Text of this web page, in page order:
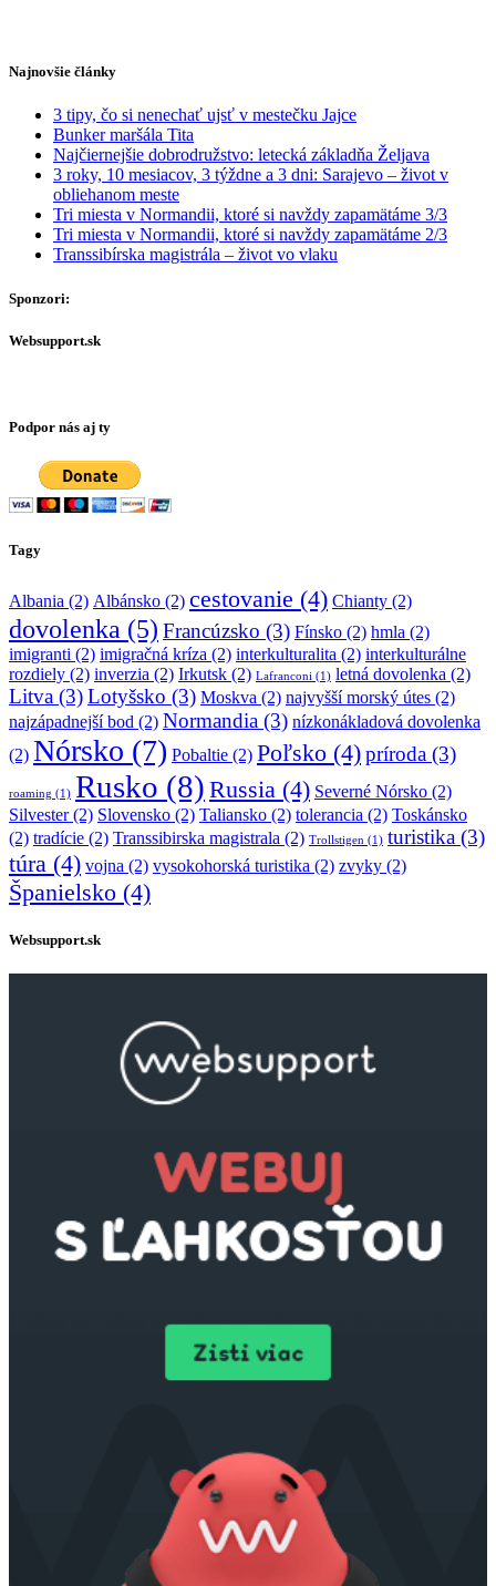
Najnovšie články
3 tipy, čo si nenechať ujsť v mestečku Jajce
Bunker maršála Tita
Najčiernejšie dobrodružstvo: letecká základňa Željava
3 roky, 10 mesiacov, 3 týždne a 3 dni: Sarajevo – život v
obliehanom meste
Tri miesta v Normandii, ktoré si navždy zapamätáme 3/3
Tri miesta v Normandii, ktoré si navždy zapamätáme 2/3
Transsibírska magistrála – život vo vlaku
Sponzori:
Websupport.sk
Podpor nás aj ty
Tagy
Albania (2) Albánsko (2) cestovanie (4) Chianty (2)
dovolenka (5) Francúzsko (3) Fínsko (2) hmla (2)
imigranti (2) imigračná kríza (2) interkulturalita (2) interkulturálne
rozdiely (2) inverzia (2) Irkutsk (2) Lafranconi (1) letná dovolenka (2)
Litva (3)Lotyšsko (3) Moskva (2) najvyšší morský útes (2)
najzápadnejší bod (2) Normandia (3) nízkonákladová dovolenka
(2) Nórsko (7) Pobaltie (2) Poľsko (4)príroda (3)
roaming (1) Rusko (8) Russia (4) Severné Nórsko (2)
Silvester(2) Slovensko (2) Taliansko (2) tolerancia (2) Toskánsko
(2) tradície (2) Transsibirska magistrala (2) Trollstigen (1) turistika (3)
túra (4) vojna (2) vysokohorská turistika (2) zvyky (2)
Španielsko (4)
Websupport.sk